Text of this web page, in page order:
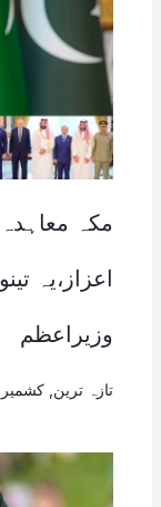
مکہ
اعزاز،یہ
وزیراعظم
تازہ ترین کشمیر